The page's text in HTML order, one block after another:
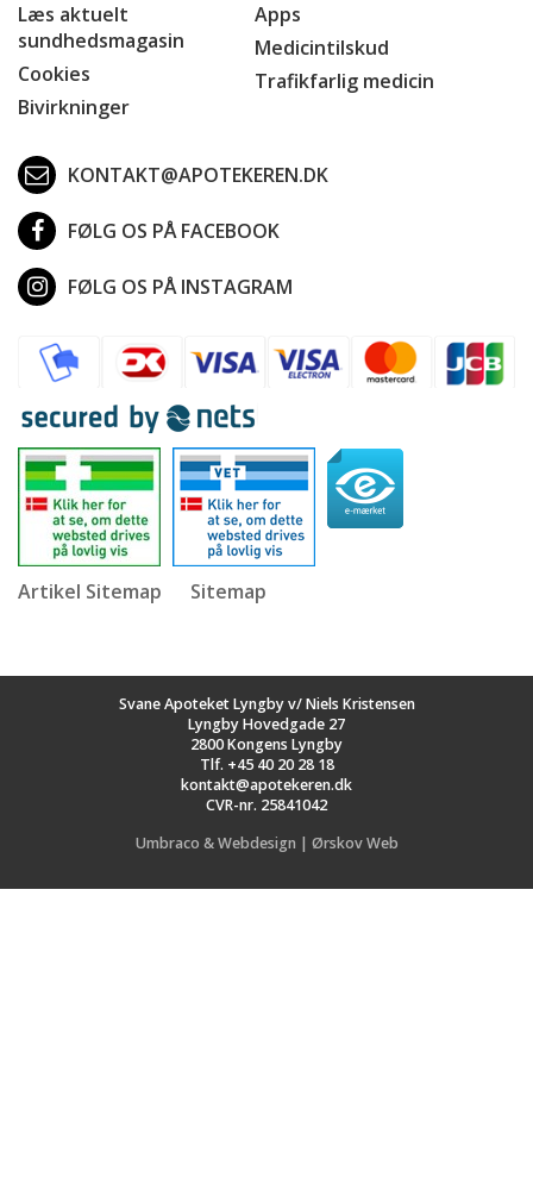
Læs aktuelt
sundhedsmagasin
Cookies
Bivirkninger
Apps
Medicintilskud
Trafikfarlig medicin
KONTAKT@APOTEKEREN.DK
FØLG OS PÅ FACEBOOK
FØLG OS PÅ INSTAGRAM
Artikel Sitemap Sitemap
Svane Apoteket Lyngby v/ Niels Kristensen
Lyngby Hovedgade 27
2800 Kongens Lyngby
Tlf. +45 40 20 28 18
kontakt@apotekeren.dk
CVR-nr. 25841042
Umbraco & Webdesign | Ørskov Web